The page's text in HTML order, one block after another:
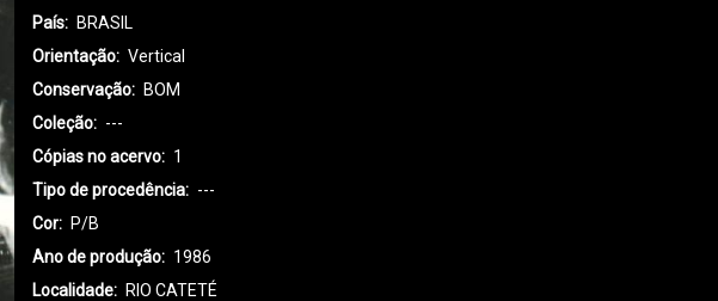
País
BRASIL
Orientação
Vertical
Conservação
BOM
Coleção
---
Cópias no acervo
1
Tipo de procedência
---
Cor
P/B
Ano de produção
1986
Localidade
RIO CATETÉ